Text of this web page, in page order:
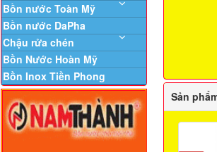
Sản
Bồn nước Toàn Mỹ
Bồn nước DaPha
Chậu rửa chén
Bồn Nước Hoàn Mỹ
Bồn Inox Tiền Phong